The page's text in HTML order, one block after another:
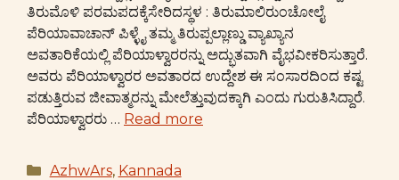
ತಿರುಮೊಳಿ ಪರಮಪದಕ್ಕೆಸೇರಿದಸ್ಥಳ : ತಿರುಮಾಲಿರುಂಚೋಲೈ
ಪೆರಿಯಾವಾಚಾನ್ ಪಿಳ್ಳೈ ತಮ್ಮ ತಿರುಪ್ಪಲ್ಲಾಣ್ಡು ವ್ಯಾಖ್ಯಾನ
ಅವತಾರಿಕೆಯಲ್ಲಿ ಪೆರಿಯಾಳ್ವಾರರನ್ನು ಅದ್ಭುತವಾಗಿ ವೈಭವೀಕರಿಸುತ್ತಾರೆ.
ಅವರು ಪೆರಿಯಾಳ್ವಾರರ ಅವತಾರದ ಉದ್ದೇಶ ಈ ಸಂಸಾರದಿಂದ ಕಷ್ಟ
ಪಡುತ್ತಿರುವ ಜೀವಾತ್ಮರನ್ನು ಮೇಲೆತ್ತುವುದಕ್ಕಾಗಿ ಎಂದು ಗುರುತಿಸಿದ್ದಾರೆ.
ಪೆರಿಯಾಳ್ವಾರರು … Read more
Categories
AzhwArs, Kannada